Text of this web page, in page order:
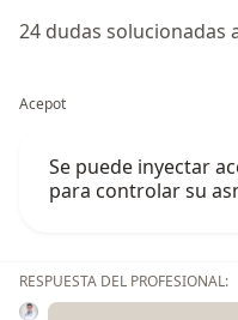
24 dudas solucionadas
Acepot
Se puede inyectar
para controlar su
RESPUESTA DEL PROFESIONAL: